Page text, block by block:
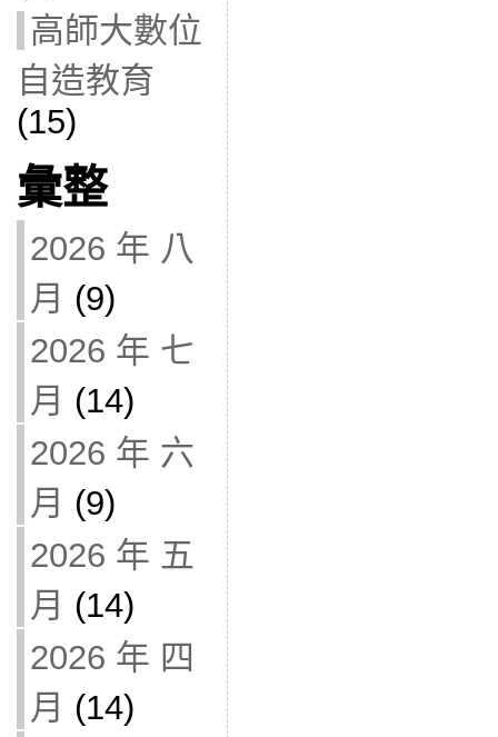
高師大數位
自造教育
(15)
彙整
2026 年 八
月 (9)
2026 年 七
月 (14)
2026 年 六
月 (9)
2026 年 五
月 (14)
2026 年 四
月 (14)